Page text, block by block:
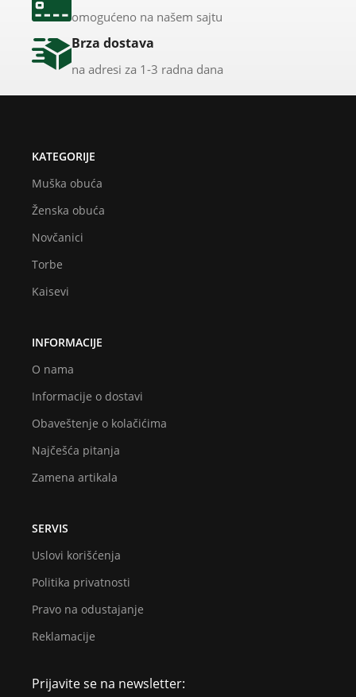
omogućeno na našem sajtu
Brza dostava
na adresi za 1-3 radna dana
KATEGORIJE
Muška obuća
Ženska obuća
Novčanici
Torbe
Kaisevi
INFORMACIJE
O nama
Informacije o dostavi
Obaveštenje o kolačićima
Najčešća pitanja
Zamena artikala
SERVIS
Uslovi korišćenja
Politika privatnosti
Pravo na odustajanje
Reklamacije
Prijavite se na newsletter: